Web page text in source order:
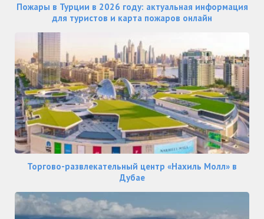
Пожары в Турции в 2026 году: актуальная информация
для туристов и карта пожаров онлайн
Торгово-развлекательный центр «Нахиль Молл» в
Дубае